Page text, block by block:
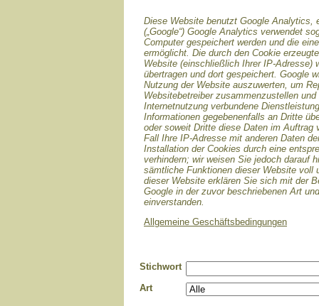
Diese Website benutzt Google Analytics,
(„Google“) Google Analytics verwendet
Computer gespeichert werden und die
ermöglicht. Die durch den Cookie
Website (einschließlich Ihrer IP-Adresse)
übertragen und dort gespeichert. Google
Nutzung der Website auszuwerten, um
Websitebetreiber zusammenzustellen
Internetnutzung verbundene
Informationen gegebenenfalls an Dritte
oder soweit Dritte diese Daten im Auftrag
Fall Ihre IP-Adresse mit anderen Daten
Installation der Cookies durch eine
verhindern; wir weisen Sie jedoch darauf
sämtliche Funktionen dieser Website voll
dieser Website erklären Sie sich mit der
Google in der zuvor beschriebenen Art
einverstanden.
Allgemeine Geschäftsbedingungen
Stichwort
Art